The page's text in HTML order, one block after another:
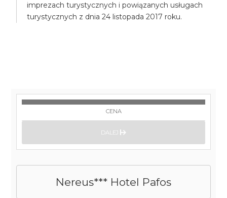
imprezach turystycznych i powiązanych usługach
turystycznych z dnia 24 listopada 2017 roku.
Nereus*** Hotel Pafos
CENA
DALEJ